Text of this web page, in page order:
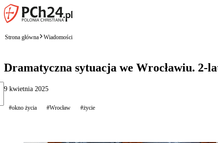
Strona główna Wiadomości
Dramatyczna sytuacja we Wrocławiu. 2-
9 kwietnia 2025
#okno życia #Wrocław #życie